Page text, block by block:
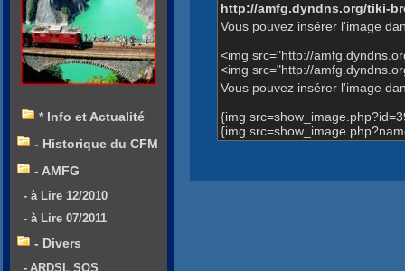
http://amfg.dyndns.org/tiki-
Vous pouvez insérer l'image
<img src="http://
<img src="http://
Vous pouvez insérer l'image
{img
{img
* Info et Actualité
- Historique du CFM
- AMFG
- à Lire 12/2010
- à Lire 07/2011
- Divers
- ARDSL SOS